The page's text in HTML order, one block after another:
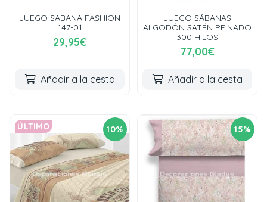
JUEGO SABANA FASHION
147-01
29,95€
Añadir a la cesta
JUEGO SÁBANAS
ALGODÓN SATÉN PEINADO
300 HILOS
77,00€
Añadir a la cesta
10%
ÚLTIMO 15%